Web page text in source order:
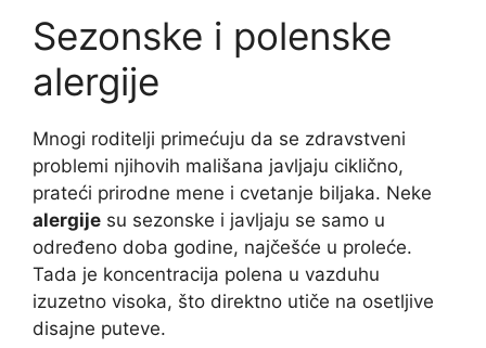
Sezonske i polenske
alergije
Mnogi roditelji primećuju da se zdravstveni
problemi njihovih mališana javljaju ciklično,
prateći prirodne mene i cvetanje biljaka. Neke
alergije su sezonske i javljaju se samo u
određeno doba godine, najčešće u proleće.
Tada je koncentracija polena u vazduhu
izuzetno visoka, što direktno utiče na osetljive
disajne puteve.